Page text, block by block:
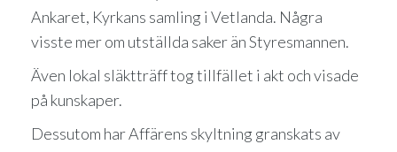
Ankaret, Kyrkans samling i Vetlanda. Några
visste mer om utställda saker än Styresmannen.
Även lokal släktträff tog tillfället i akt och visade
på kunskaper.
Dessutom har Affärens skyltning granskats av